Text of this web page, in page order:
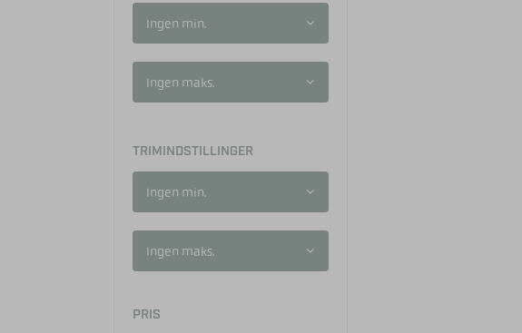
Ingen min.
Ingen maks.
TRIMINDSTILLINGER
Ingen min.
Ingen maks.
PRIS